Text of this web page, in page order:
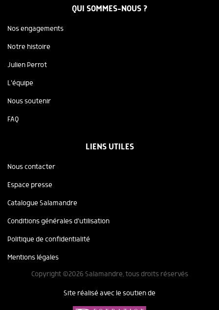
QUI SOMMES-NOUS ?
Nos engagements
Notre histoire
Julien Perrot
L'équipe
Nous soutenir
FAQ
LIENS UTILES
Nous contacter
Espace presse
Catalogue Salamandre
Conditions générales d'utilisation
Politique de confidentialité
Mentions légales
Copyright ©2026 Salamandre, tous droits réservés
Site réalisé avec le soutien de